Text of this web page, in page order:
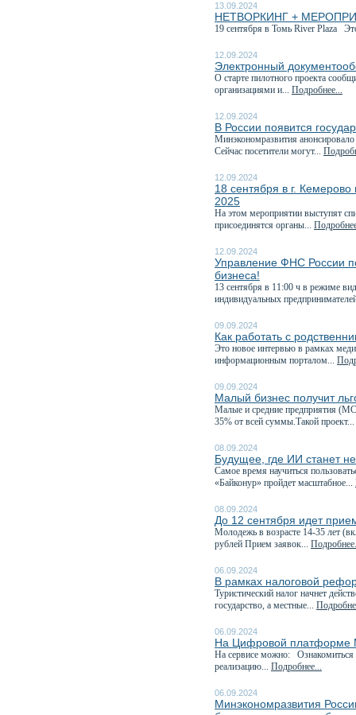
13.09.2024
НЕТВОРКИНГ +
19 сентября в Томь River Plaza
12.09.2024
Электронный
О старте пилотного проекта
организациями и... Подробнее...
12.09.2024
В России появится
Минэкономразвития
Сейчас посетители могут...
12.09.2024
18 сентября в г.
2025
На этом мероприятии выступят
присоединятся органы...
12.09.2024
Управление ФНС России
бизнеса!
13 сентября в 11:00 ч в режиме
индивидуальных
09.09.2024
Как работать с
Это новое интервью в рамках
информационным порталом...
09.09.2024
Малый бизнес получит
Малые и средние предприятия
35% от всей суммы.Такой проект...
08.09.2024
Будущее, где ИИ станет
Самое время научиться
«Байконур» пройдет масштабное...
08.09.2024
До 12 сентября идет
Молодежь в возрасте 14-35 лет
рублей Прием заявок...
06.09.2024
В рамках налоговой
Туристический налог начнет
государство, а местные...
06.09.2024
На Цифровой платформе
На сервисе можно: Ознакомиться
реализацию... Подробнее...
06.09.2024
Минэкономразвития